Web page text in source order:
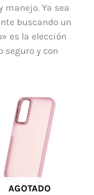
Ya sea
buscando un
es la elección
y con
AGOTADO